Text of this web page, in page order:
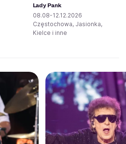
Lady Pank
08.08-12.12.2026
Częstochowa, Jasionka,
Kielce i inne